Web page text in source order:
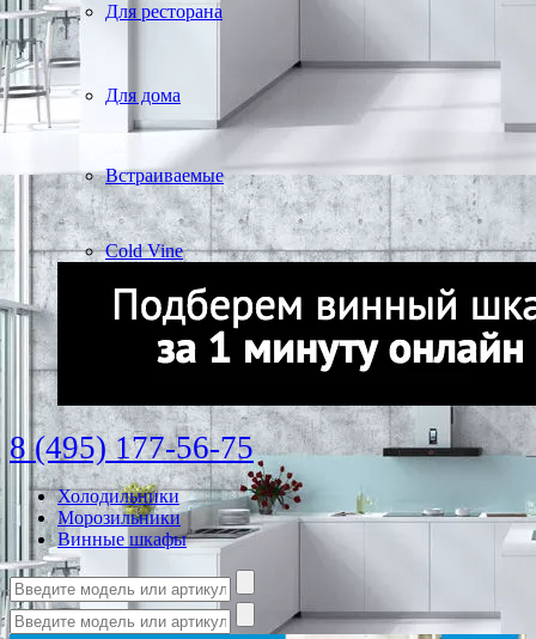
Для ресторана
Для дома
Встраиваемые
Cold Vine
8 (495) 177-56-75
Холодильники
Морозильники
Винные шкафы